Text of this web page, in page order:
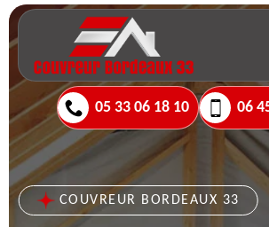
05 33 06 18 10 06
COUVREUR BORDEAUX 33